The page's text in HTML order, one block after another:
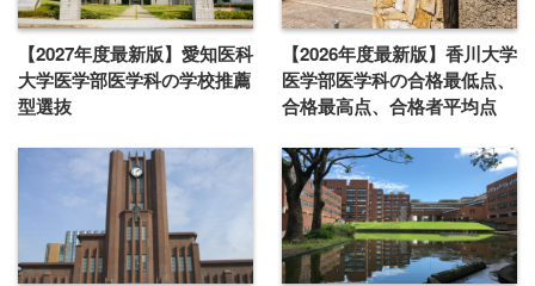
【2027年度最新版】愛知医科
大学医学部医学科の学校推薦
型選抜
【2026年度最新版】香川大学
医学部医学科の合格最低点、
合格最高点、合格者平均点